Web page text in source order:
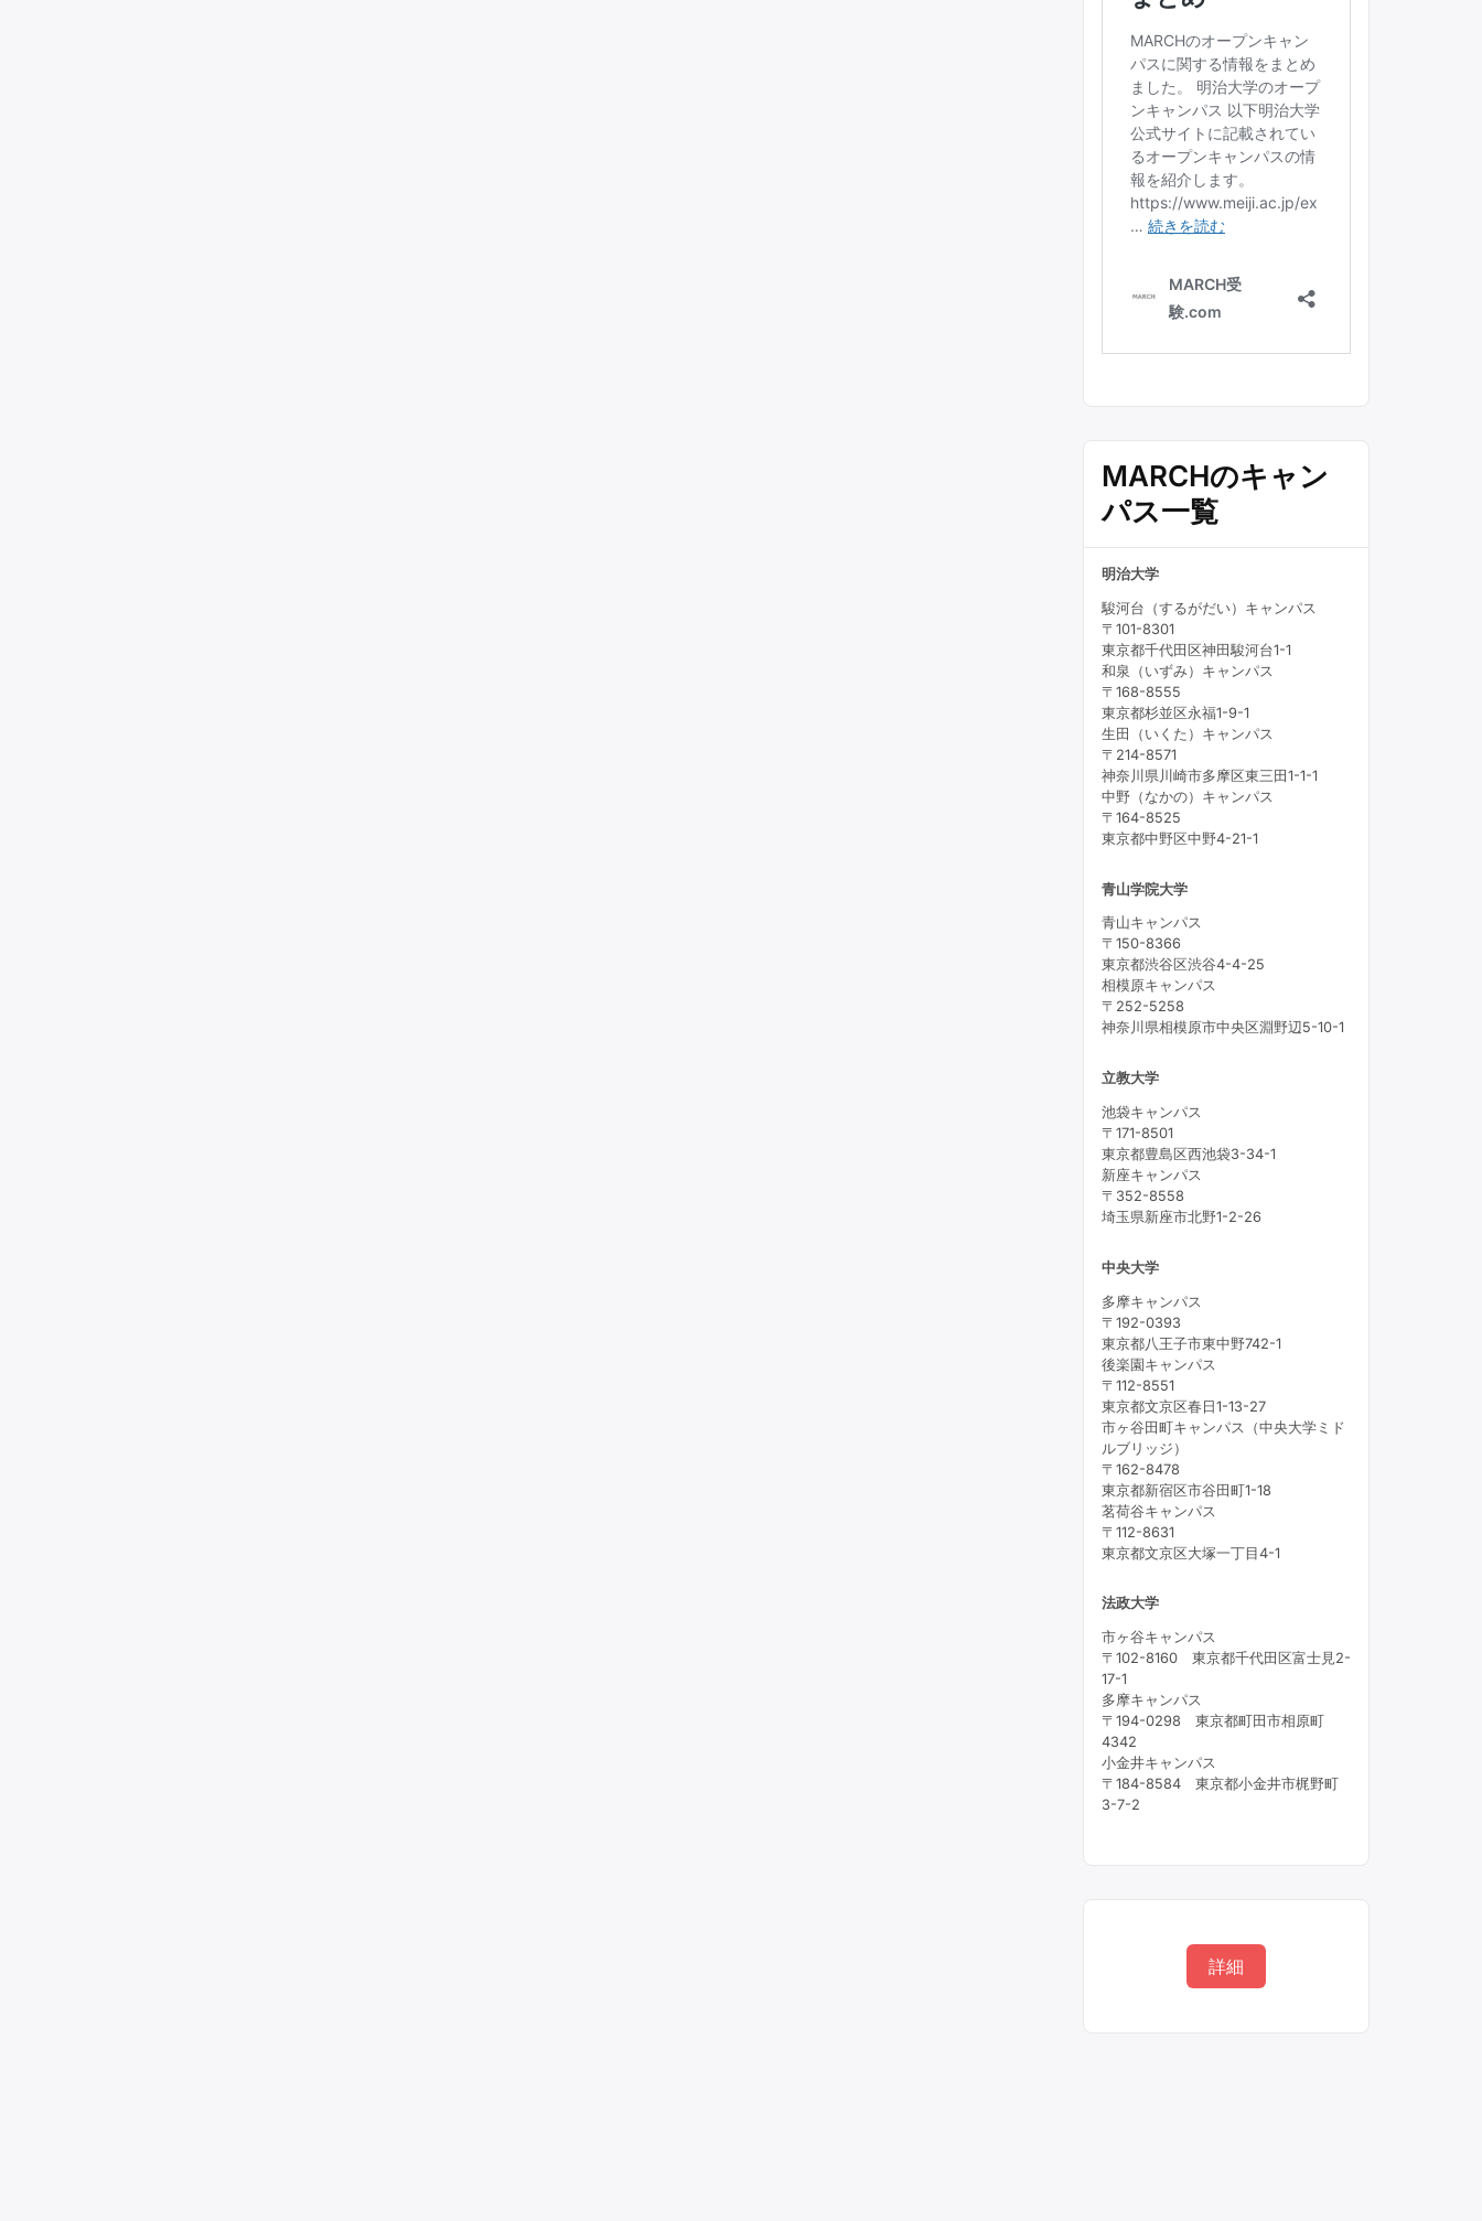
MARCHのキャン
パス一覧
明治大学
駿河台（するがだい）キャンパス
〒101-8301
東京都千代田区神田駿河台1-1
和泉（いずみ）キャンパス
〒168-8555
東京都杉並区永福1-9-1
生田（いくた）キャンパス
〒214-8571
神奈川県川崎市多摩区東三田1-1-1
中野（なかの）キャンパス
〒164-8525
東京都中野区中野4-21-1
青山学院大学
青山キャンパス
〒150-8366
東京都渋谷区渋谷4-4-25
相模原キャンパス
〒252-5258
神奈川県相模原市中央区淵野辺5-10-1
立教大学
池袋キャンパス
〒171-8501
東京都豊島区西池袋3-34-1
新座キャンパス
〒352-8558
埼玉県新座市北野1-2-26
中央大学
多摩キャンパス
〒192-0393
東京都八王子市東中野742-1
後楽園キャンパス
〒112-8551
東京都文京区春日1-13-27
市ヶ谷田町キャンパス（中央大学ミド
ルブリッジ）
〒162-8478
東京都新宿区市谷田町1-18
茗荷谷キャンパス
〒112-8631
東京都文京区大塚一丁目4-1
法政大学
市ヶ谷キャンパス
〒102-8160 東京都千代田区富士見2-
17-1
多摩キャンパス
〒194-0298 東京都町田市相原町
4342
小金井キャンパス
〒184-8584 東京都小金井市梶野町
3-7-2
詳細